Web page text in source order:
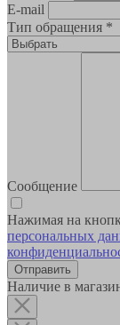
E-mail
Тип обращения *
Сообщение
Нажимая на
персональных
Наличие в